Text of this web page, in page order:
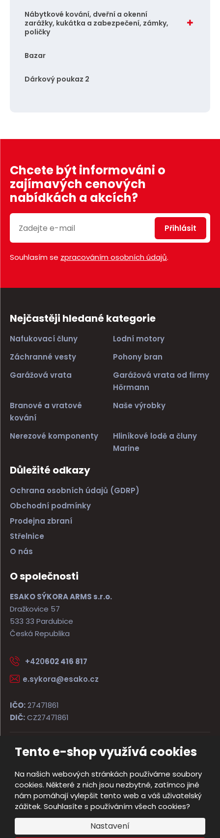
Tento e-shop využívá cookies
Na našich webových stránkách používáme soubory
cookies. Některé z nich jsou nezbytné, zatímco jiné
nám pomáhají vylepšit tento web a váš uživatelský
zážitek. Souhlasíte s používáním všech cookies?
Nastavení
Nábytkové kování, dveřní a okenní
zarážky, kukátka a zabezpečení, zámky,
poličky
Bazar
Dárkový poukaz 2
Chcete být informováni o
zajímavých cenových
nabídkách a akcích?
Přihlásit
Souhlasím se zpracováním osobních údajů.
Nejčastěji hledané kategorie
Nafukovací čluny
Lodní motory
Záchranné vesty
Pohony bran
Garážová vrata
Garážová vrata od firmy
Hörmann
Branové a vratové
kování
Naše výrobky
Nerezové komponenty
Hliníkové lodě a čluny
Marine
Důležité odkazy
Ochrana osobních údajů (GDRP)
Obchodní podmínky
Prodejna zbraní
Střelnice
O nás
O společnosti
ESAKO SÝKORA ARMS s.r.o.
Dražkovice 57
533 33 Pardubice
Česká Republika
+420602 416 817
e.sykora@esako.cz
IČO:27471861
DIČ:CZ27471861
© 2026, ESAKO SÝKORA ARMS s.r.o.
Mapa stránek
Vyrobila
B